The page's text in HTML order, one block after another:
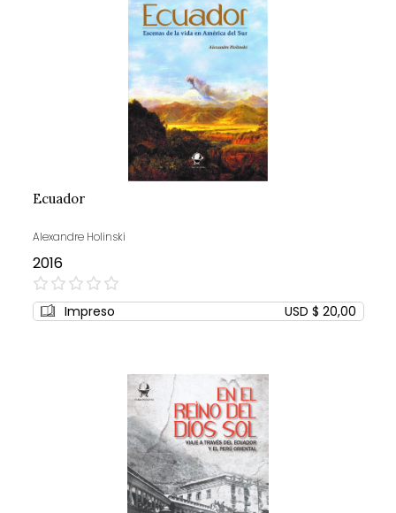
Ecuador
Alexandre Holinski
2016
0%
Impreso USD $ 20,00